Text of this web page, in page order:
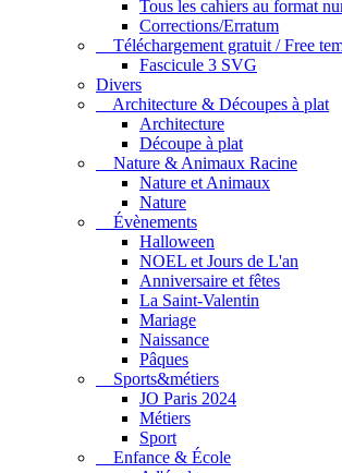
Tous les cahiers au format
Corrections/Erratum
Téléchargement gratuit / Free
Fascicule 3 SVG
Divers
Architecture & Découpes à plat
Architecture
Découpe à plat
Nature & Animaux Racine
Nature et Animaux
Nature
Évènements
Halloween
NOEL et Jours de L'an
Anniversaire et fêtes
La Saint-Valentin
Mariage
Naissance
Pâques
Sports&métiers
JO Paris 2024
Métiers
Sport
Enfance & École